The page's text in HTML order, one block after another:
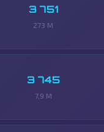
3 751
273 M
3 745
7,9 M